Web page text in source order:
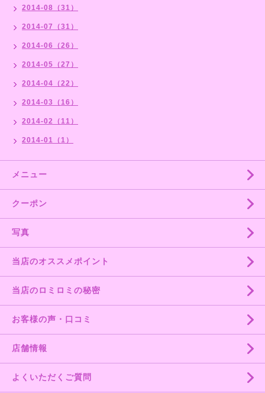
2014-08（31）
2014-07（31）
2014-06（26）
2014-05（27）
2014-04（22）
2014-03（16）
2014-02（11）
2014-01（1）
メニュー
クーポン
写真
当店のオススメポイント
当店のロミロミの秘密
お客様の声・口コミ
店舗情報
よくいただくご質問